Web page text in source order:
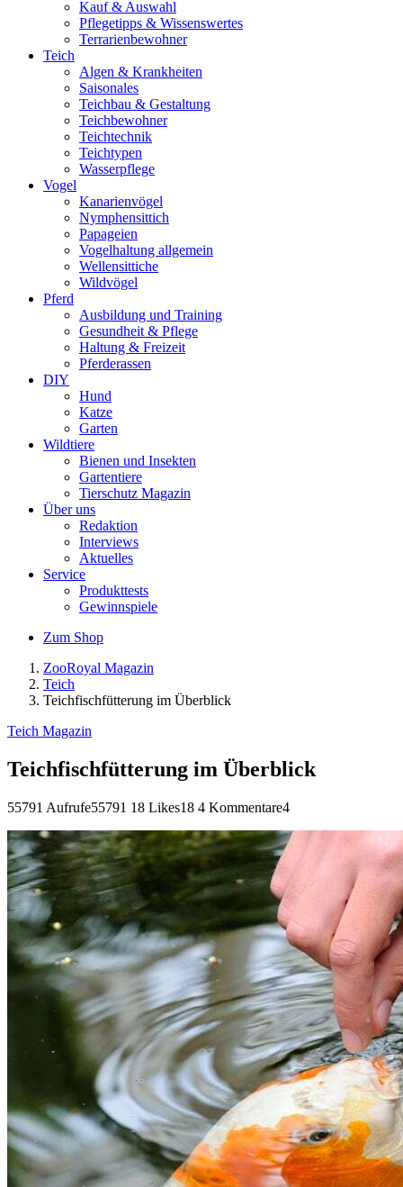
Kauf & Auswahl
Pflegetipps & Wissenswertes
Terrarienbewohner
Teich
Algen & Krankheiten
Saisonales
Teichbau & Gestaltung
Teichbewohner
Teichtechnik
Teichtypen
Wasserpflege
Vogel
Kanarienvögel
Nymphensittich
Papageien
Vogelhaltung allgemein
Wellensittiche
Wildvögel
Pferd
Ausbildung und Training
Gesundheit & Pflege
Haltung & Freizeit
Pferderassen
DIY
Hund
Katze
Garten
Wildtiere
Bienen und Insekten
Gartentiere
Tierschutz Magazin
Über uns
Redaktion
Interviews
Aktuelles
Service
Produkttests
Gewinnspiele
Zum Shop
ZooRoyal Magazin
Teich
Teichfischfütterung im Überblick
Teich Magazin
Teichfischfütterung im Überblick
55791 Aufrufe55791 18 Likes18 4 Kommentare4